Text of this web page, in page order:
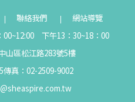
聯絡我們
網站導覽
00~12:00 下午13：30~18：00
山區松江路283號5樓
傳真：02-2509-9002